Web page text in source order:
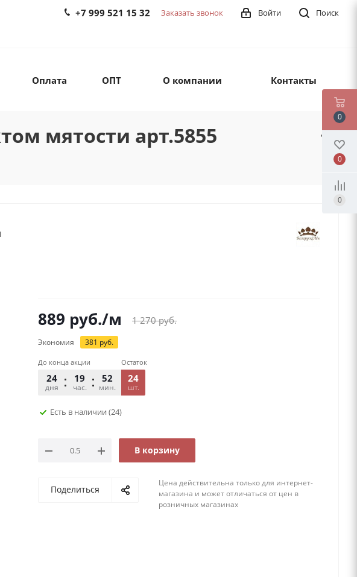
Поиск
Войти
+7 999 521 15 32 Заказать звонок
Оплата ОПТ О компании Контакты
мятости арт.5855
889 руб./м 1 270руб.
Экономия 381 руб.
До конца акции
24
дня
19
час.
52
мин.
13
сек.
Остаток
24
шт.
Есть в наличии (24)
В корзину
Поделиться
Цена действительна только для интернет-
магазина и может отличаться от цен в
розничных магазинах
0
0
0